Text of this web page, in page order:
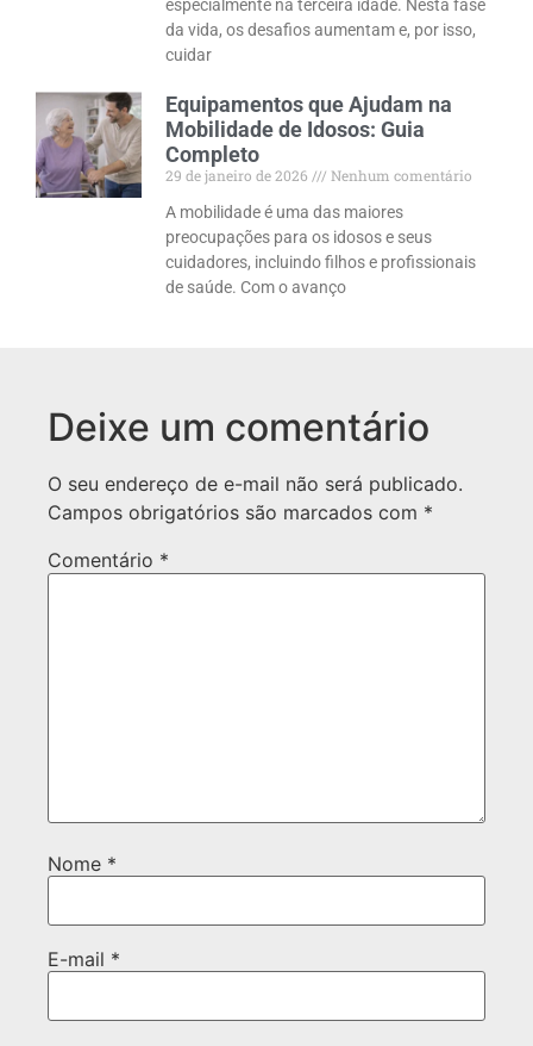
especialmente na terceira idade. Nesta fase
da vida, os desafios aumentam e, por isso,
cuidar
Equipamentos que Ajudam na
Mobilidade de Idosos: Guia
Completo
29 de janeiro de 2026
Nenhum comentário
A mobilidade é uma das maiores
preocupações para os idosos e seus
cuidadores, incluindo filhos e profissionais
de saúde. Com o avanço
Deixe um comentário
O seu endereço de e-mail não será publicado.
Campos obrigatórios são marcados com *
Comentário *
Nome *
E-mail *